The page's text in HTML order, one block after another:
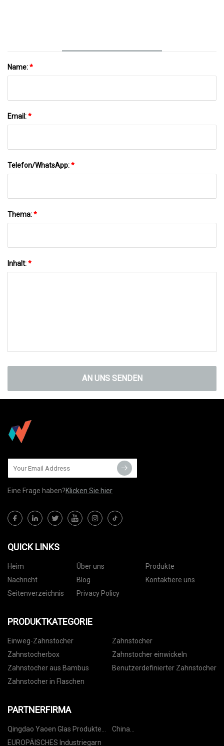
Name:*
Email:*
Telefon/WhatsApp:*
Thema:*
Inhalt:*
AN UNS SENDEN
Eine Frage haben?Klicken Sie hier
QUICK LINKS
Heim Über uns
Produkte
Nachricht
Blog
Kontaktiere uns
Seitenverzeichnis
Privacy Policy
PRODUKTKATEGORIE
Einweg-Zahnstocher
Zahnstocher
Zahnstocherbox
Zahnstocher einwickeln
Zahnstocher aus Bambus
Benutzerdefinierter Zahnstocher
Zahnstocher in Flaschen
PARTNERFIRMA
Qingdao Yaoen Glas Produkte
Co., Ltd.
China
EUROPÄISCHES Industriegarn